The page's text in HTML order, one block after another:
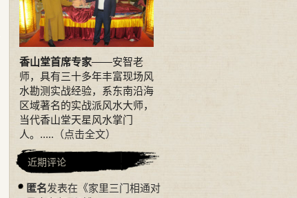
香山堂首席专家——安智老
师，具有三十多年丰富现场风
水勘测实战经验，系东南沿海
区域著名的实战派风水大师，
当代香山堂天星风水掌门
人。..... （点击全文）
近期评论
匿名发表在《家里三门相通对